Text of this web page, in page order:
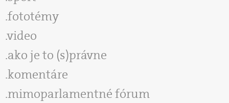
fototémy
video
ako je to (s)právne
komentáre
mimoparlamentné fórum